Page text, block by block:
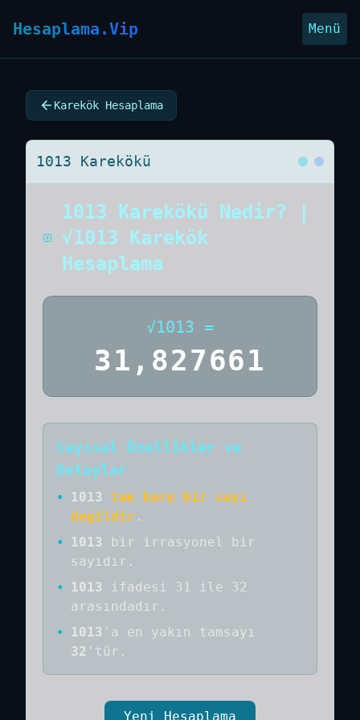
Hesaplama.Vip Menü
Karekök Hesaplama
1013 Karekökü
1013 Karekökü Nedir? |
√1013 Karekök
Hesaplama
√1013 =
31,827661
Sayısal Özellikler ve
Detaylar
• 1013
tam kare bir sayı
değildir .
•
1013 bir
irrasyonel bir
sayıdır .
•
1013
ifadesi 31 ile 32
arasındadır.
•
1013 'a en yakın tamsayı
32 'tür.
Yeni Hesaplama